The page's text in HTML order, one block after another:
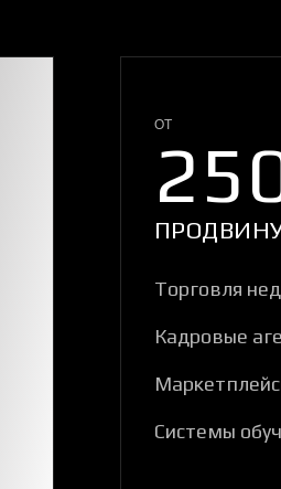
ОТ
Торговля
Кадровые
Системы